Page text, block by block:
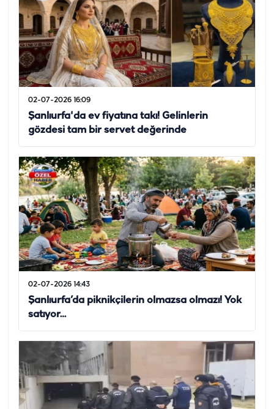
02-07-2026 16:09
Şanlıurfa'da ev fiyatına takı! Gelinlerin
gözdesi tam bir servet değerinde
02-07-2026 14:43
Şanlıurfa’da piknikçilerin olmazsa olmazı! Yok
satıyor…